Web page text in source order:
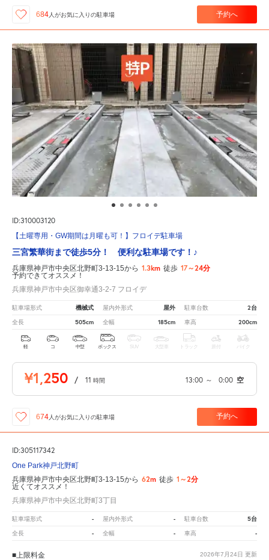
684人がお気に入りの駐車場 予約へ
ID:310003120
【土曜専用・GW期間は月曜も可！】フロイデ駐車場
三宮繁華街まで徒歩5分！ 便利な駐車場です！♪
兵庫県神戸市中央区北野町3-13-15から 1.3km 徒歩 17～24分
予約できてオススメ！
兵庫県神戸市中央区御幸通3-2-7 フロイデ
駐車場形式 機械式 屋内外形式 屋外 駐車台数 2台
全長 505cm 全幅 185cm 車高 200cm
軽 コ 中型 ボックス SUV 大型車 トラック 原付 バイク
¥1,250 / 11 時間 13:00 ～ 0:00 空
674 人がお気に入りの駐車場 予約へ
ID:305117342
One Park神戸北野町
兵庫県神戸市中央区北野町3-13-15から 62m 徒歩 1～2分
近くてオススメ！
兵庫県神戸市中央区北野町3丁目
駐車場形式 - 屋内外形式 - 駐車台数 5台
全長 - 全幅 - 車高 -
2026年7月24日 更新
■上限料金